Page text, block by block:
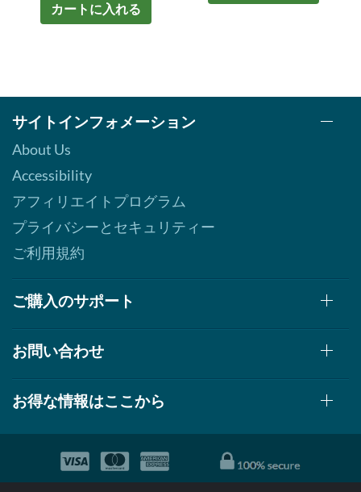
カートに入れる
サイトインフォメーション
About Us
Accessibility
アフィリエイトプログラム
プライバシーとセキュリティー
ご利用規約
ご購入のサポート
お問い合わせ
お得な情報はここから